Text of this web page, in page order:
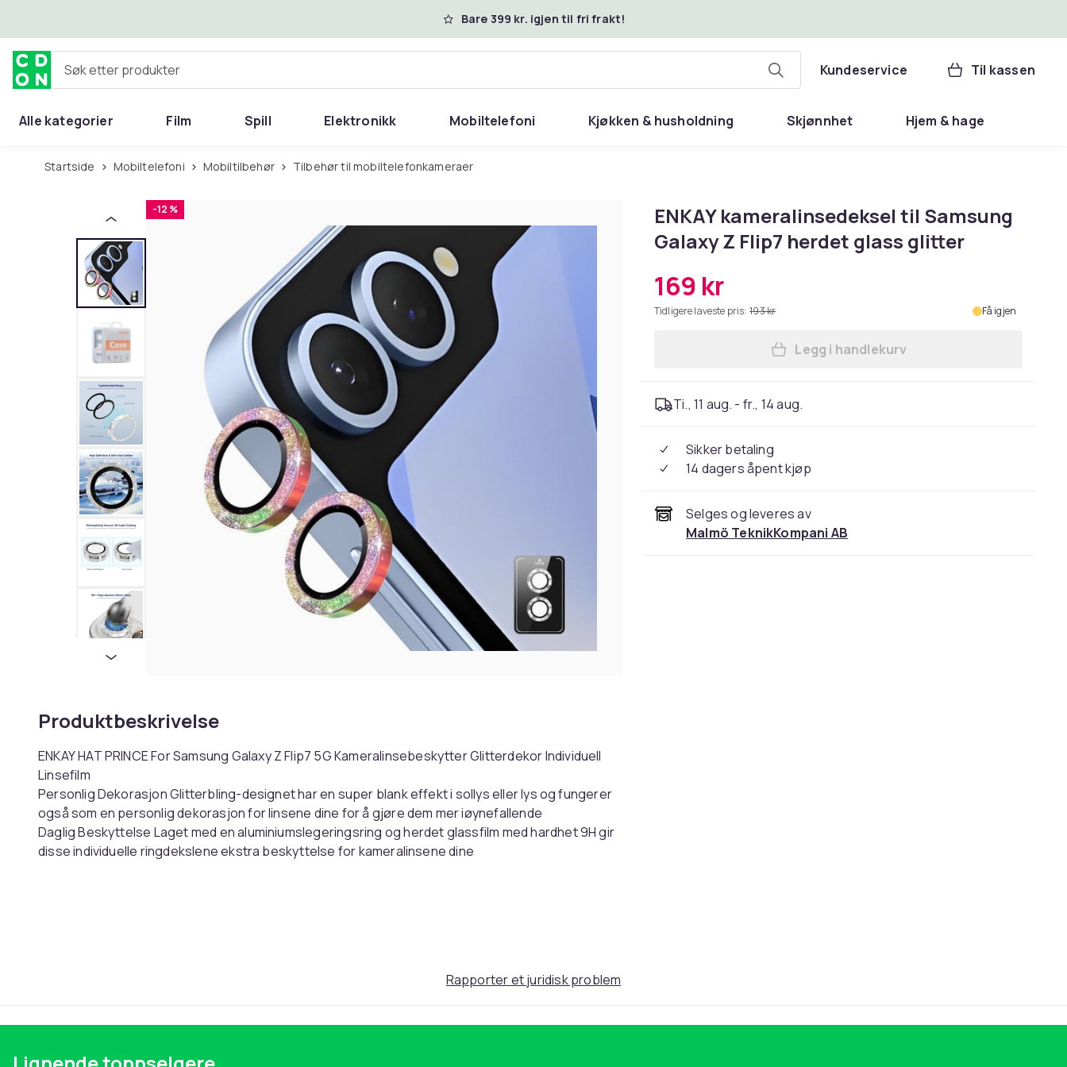
Bare 399 kr. igjen til fri frakt!
Søk etter produkter Kundeservice Til kassen
Alle kategorier Film Spill Elektronikk Mobiltelefoni Kjøkken & husholdning Skjønnhet Hjem & hage
Startside Mobiltelefoni Mobiltilbehør Tilbehør til mobiltelefonkameraer
-12 %
Produktbeskrivelse
ENKAY HAT PRINCE For Samsung Galaxy Z Flip7 5G Kameralinsebeskytter Glitterdekor Individuell
Linsefilm
Personlig Dekorasjon Glitterbling-designet har en super blank effekt i sollys eller lys og fungerer
også som en personlig dekorasjon for linsene dine for å gjøre dem mer iøynefallende
Daglig Beskyttelse Laget med en aluminiumslegeringsring og herdet glassfilm med hardhet 9H gir
disse individuelle ringdekslene ekstra beskyttelse for kameralinsene dine
1 x Sett med kameralinsebeskytter Totalt 2 stk
Andre gjenstander ikke inkludert
ENKAY kameralinsedeksel til Samsung
Galaxy Z Flip7 herdet glass glitter
169 kr
Tidligere laveste pris: 193 kr Få igjen
Legg i handlekurv
Ti., 11 aug. - fr., 14 aug.
Sikker betaling
14 dagers åpent kjøp
Selges og leveres av
Malmö TeknikKompani AB
Rapporter et juridisk problem